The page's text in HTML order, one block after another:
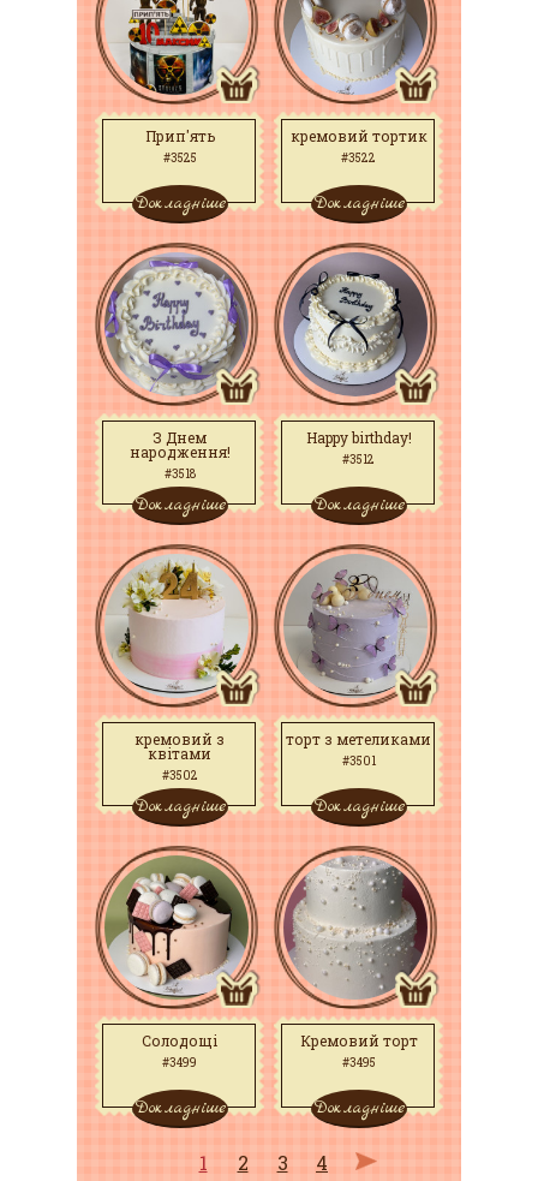
Прип'ять
#3525
Докладніше
кремовий тортик
#3522
Докладніше
З Днем
народження!
#3518
Докладніше
Happy birthday!
#3512
Докладніше
кремовий з
квітами
#3502
Докладніше
торт з метеликами
#3501
Докладніше
Солодощі
#3499
Докладніше
Кремовий торт
#3495
Докладніше
1 2 3 4